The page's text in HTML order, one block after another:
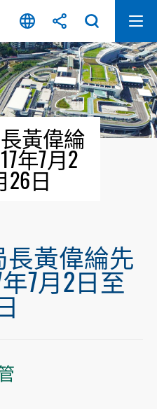
黃偉綸
年7月2
26日
黃偉綸先
7月2日至